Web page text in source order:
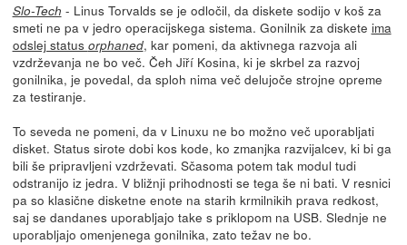
Slo-Tech - Linus Torvalds se je odločil, da diskete sodijo v koš za
smeti ne pa v jedro operacijskega sistema. Gonilnik za diskete ima
odslej status orphaned, kar pomeni, da aktivnega razvoja ali
vzdrževanja ne bo več. Čeh Jiří Kosina, ki je skrbel za razvoj
gonilnika, je povedal, da sploh nima več delujoče strojne opreme
za testiranje.
To seveda ne pomeni, da v Linuxu ne bo možno več uporabljati
disket. Status sirote dobi kos kode, ko zmanjka razvijalcev, ki bi ga
bili še pripravljeni vzdrževati. Sčasoma potem tak modul tudi
odstranijo iz jedra. V bližnji prihodnosti se tega še ni bati. V resnici
pa so klasične disketne enote na starih krmilnikih prava redkost,
saj se dandanes uporabljajo take s priklopom na USB. Slednje ne
uporabljajo omenjenega gonilnika, zato težav ne bo.